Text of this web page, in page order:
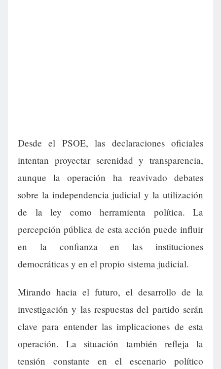
Desde el PSOE, las declaraciones oficiales
intentan proyectar serenidad y transparencia,
aunque la operación ha reavivado debates
sobre la independencia judicial y la utilización
de la ley como herramienta política. La
percepción pública de esta acción puede influir
en la confianza en las instituciones
democráticas y en el propio sistema judicial.
Mirando hacia el futuro, el desarrollo de la
investigación y las respuestas del partido serán
clave para entender las implicaciones de esta
operación. La situación también refleja la
tensión constante en el escenario político